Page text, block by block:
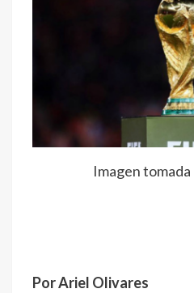
Imagen
Por Ariel Olivares